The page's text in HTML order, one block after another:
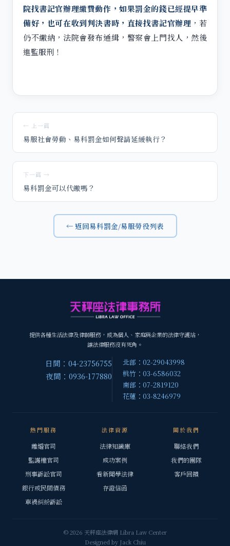
院找書記官辦理繳費動作，如果罰金的錢已經提早準
備好，也可在收到判決書時，直接找書記官辦理 ，若
仍不繳納，法院會發布通緝，警察會上門找人，然後
進監服刑！
← 上一篇
易服社會勞動、易科罰金如何聲請延緩執行？
下一篇 →
易科罰金可以代繳嗎？
← 返回易科罰金/易服勞役列表
提供各種生活法律及律師服務，成為個人、家庭與企業的法律守護站，
讓法律服務沒有死角。
日間：04-23756755
夜間：0936-177880
北部：02-29043998
桃竹：03-6586032
南部：07-2819120
花蓮：03-8246979
熱門服務
離婚官司
監護權官司
刑事訴訟官司
銀行或民間債務
車禍糾紛訴訟
法律資源
法律知識庫
成功案例
看新聞學法律
存證信函
關於我們
聯絡我們
我們的團隊
客戶回饋
© 2026 天秤座法律網 Libra Law Center
Designed by Jack Chiu